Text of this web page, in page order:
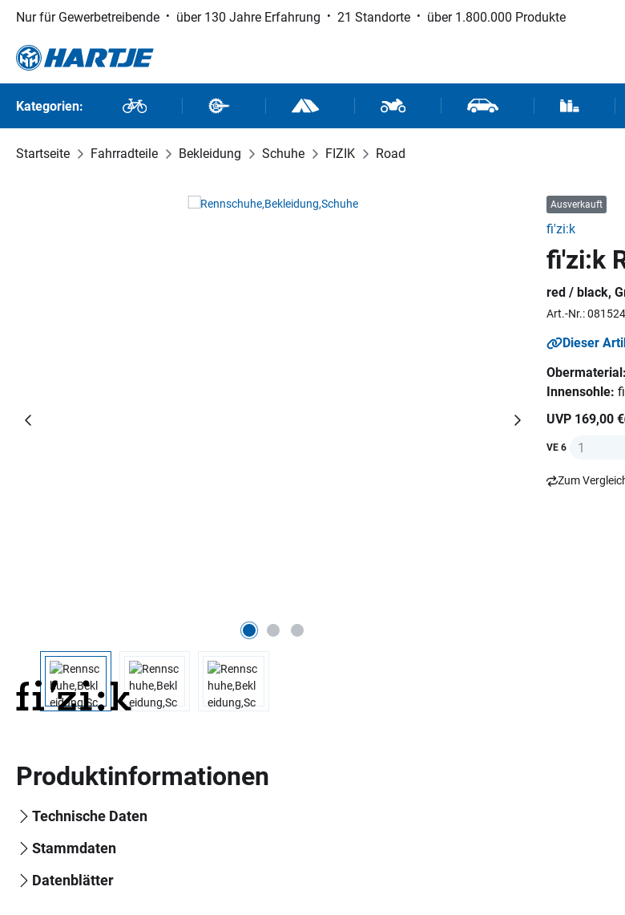
Hauptinhalt springen
Zur Suche springen
Zur Hauptnavigation springen
Nur für Gewerbetreibende über 130 Jahre Erfahrung 21 Standorte über 1.800.000 Produkte
Kategorien: Fahrräder Fahrradteile Outdoor und SportMotorrad- und RollerteileFahrzeugteile und Zubehör
Startseite Fahrradteile Bekleidung Schuhe FIZIK Road
Ausverkauft
fi'zi:k
fi'zi:k
red / black,
Art.-Nr.:
Dieser
Obermaterial:
Innensohle:
UVP 169,00 €
VE 6 Anzahl
Zum
Produktinformationen
Technische Daten
Stammdaten
Datenblätter